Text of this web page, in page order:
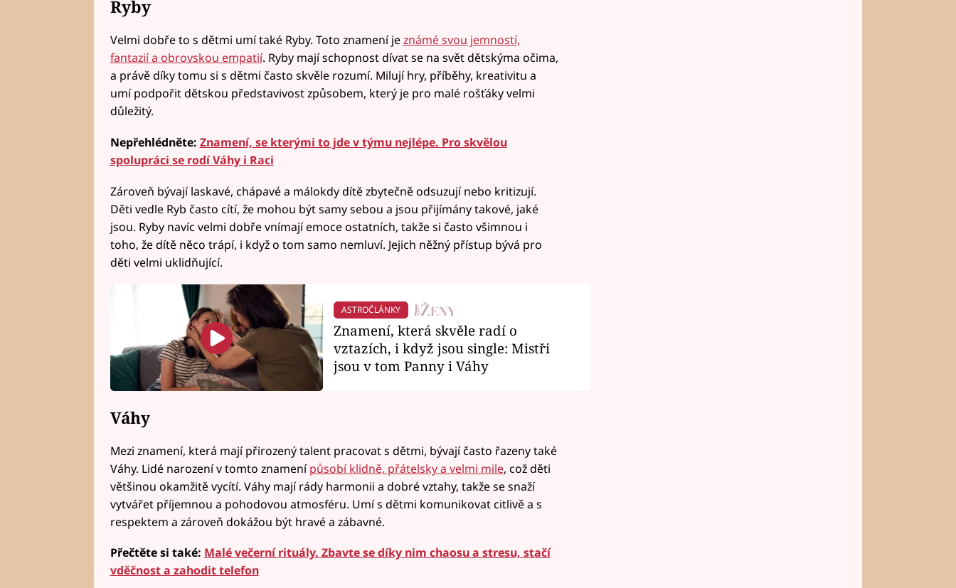
Ryby
Velmi dobře to s dětmi umí také Ryby. Toto znamení jeznámé svou jemností,
fantazií a obrovskou empatií. Ryby mají schopnost dívat se na svět dětskýma očima,
a právě díky tomu si s dětmi často skvěle rozumí. Milují hry, příběhy, kreativitu a
umí podpořit dětskou představivost způsobem, který je pro malé rošťáky velmi
důležitý.
Nepřehlédněte: Znamení, se kterými to jde v týmu nejlépe. Pro skvělou
spolupráci se rodí Váhy i Raci
Zároveň bývají laskavé, chápavé a málokdy dítě zbytečně odsuzují nebo kritizují.
Děti vedle Ryb často cítí, že mohou být samy sebou a jsou přijímány takové, jaké
jsou. Ryby navíc velmi dobře vnímají emoce ostatních, takže si často všimnou i
toho, že dítě něco trápí, i když o tom samo nemluví. Jejich něžný přístup bývá pro
děti velmi uklidňující.
ASTROČLÁNKY
Znamení, která skvěle radí o
vztazích, i když jsou single: Mistři
jsou v tom Panny i Váhy
Váhy
Mezi znamení, která mají přirozený talent pracovat s dětmi, bývají často řazeny také
Váhy. Lidé narození v tomto znamenípůsobí klidně, přátelsky a velmi mile, což děti
většinou okamžitě vycítí. Váhy mají rády harmonii a dobré vztahy, takže se snaží
vytvářet příjemnou a pohodovou atmosféru. Umí s dětmi komunikovat citlivě a s
respektem a zároveň dokážou být hravé a zábavné.
Přečtěte si také: Malé večerní rituály. Zbavte se díky nim chaosu a stresu, stačí
vděčnost a zahodit telefon